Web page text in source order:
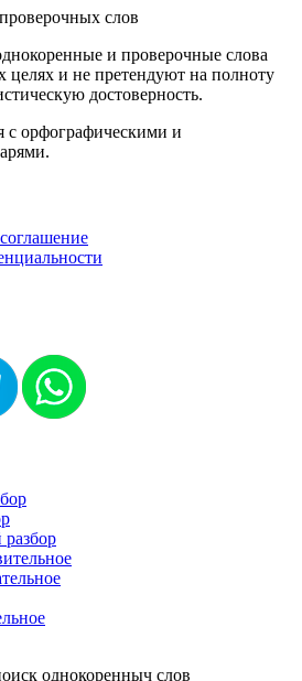
слов
и проверочные слова
целях и не претендуют на полноту
достоверность.
с орфографическими и
однокоренныч слов